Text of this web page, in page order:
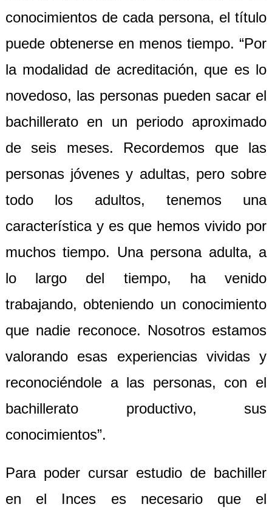
conocimientos de cada persona, el título
puede obtenerse en menos tiempo. “Por
la modalidad de acreditación, que es lo
novedoso, las personas pueden sacar el
bachillerato en un periodo aproximado
de seis meses. Recordemos que las
personas jóvenes y adultas, pero sobre
todo los adultos, tenemos una
característica y es que hemos vivido por
muchos tiempo. Una persona adulta, a
lo largo del tiempo, ha venido
trabajando, obteniendo un conocimiento
que nadie reconoce. Nosotros estamos
valorando esas experiencias vividas y
reconociéndole a las personas, con el
bachillerato productivo, sus
conocimientos”.
Para poder cursar estudio de bachiller
en el Inces es necesario que el